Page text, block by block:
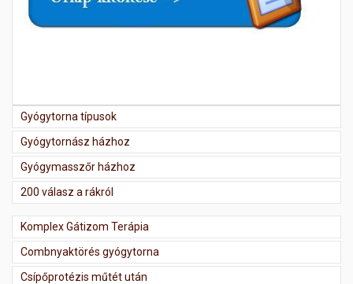
Gyógytorna típusok
Gyógytornász házhoz
Gyógymasszőr házhoz
200 válasz a rákról
Komplex Gátizom Terápia
Combnyaktörés gyógytorna
Csípőprotézis műtét után